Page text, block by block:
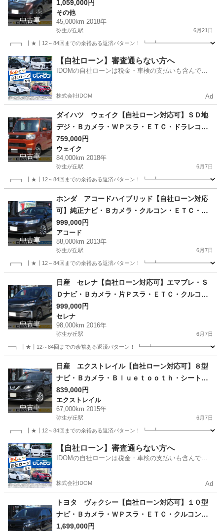
中古車
マートキー・ＬＥＤ
1,059,000円
その他
45,000km 2018年
弥生が丘駅 6月21日
┏━┓ ┃★┃12～84回までの余裕ある返済パターン！
佐賀 鳥栖市 弥生が丘駅 その他 ルーミー
【自社ローン】審査通らない方へ
IDOMの自社ローンは税金・車検の支払いも含んでい
株式会社IDOM Ad
中古車
ダイハツ ウェイク【自社ローン対応可】ＳＤ地
デジ・Ｂカメラ・ＷＰスラ・ＥＴＣ・ドラレコ・
アイストップ・スマキ
759,000円
ウェイク
84,000km 2018年
弥生が丘駅 6月7日
┏━┓ ┃★┃12～84回までの余裕ある返済パターン！
弥生が丘駅 ウェイク 走行距離
中古車
ホンダ アコードハイブリッド【自社ローン対応
可】純正ナビ・Ｂカメラ・クルコン・ＥＴＣ・ス
マートキー・パワーシート・ＬＥＤ
999,000円
アコード
88,000km 2013年
弥生が丘駅 6月7日
┏━┓ ┃★┃12～84回までの余裕ある返済パターン！
弥生が丘駅 アコード 走行距離
中古車
日産 セレナ【自社ローン対応可】エマブレ・Ｓ
Ｄナビ・Ｂカメラ・片Ｐスラ・ＥＴＣ・クルコ
ン・純正１６ＡＷ
999,000円
セレナ
98,000km 2016年
弥生が丘駅 6月7日
━┓ ┃★┃12～84回までの余裕ある返済パターン！
弥生が丘駅 セレナ 走行距離
中古車
日産 エクストレイル【自社ローン対応可】８型
ナビ・Ｂカメラ・Ｂｌｕｅｔｏｏｔｈ・シートヒ
ーター・ＬＥＤヘッド
839,000円
エクストレイル
67,000km 2015年
弥生が丘駅 6月7日
┏━┓ ┃★┃12～84回までの余裕ある返済パターン！
佐賀 鳥栖市 弥生が丘駅 エクストレイル 走行距離
【自社ローン】審査通らない方へ
IDOMの自社ローンは税金・車検の支払いも含んでい
株式会社IDOM Ad
トヨタ ヴォクシー【自社ローン対応可】１０型
ナビ・Ｂカメラ・ＷＰスラ・ＥＴＣ・クルコン・
車高調・社外１８ＡＷ
1,699,000円